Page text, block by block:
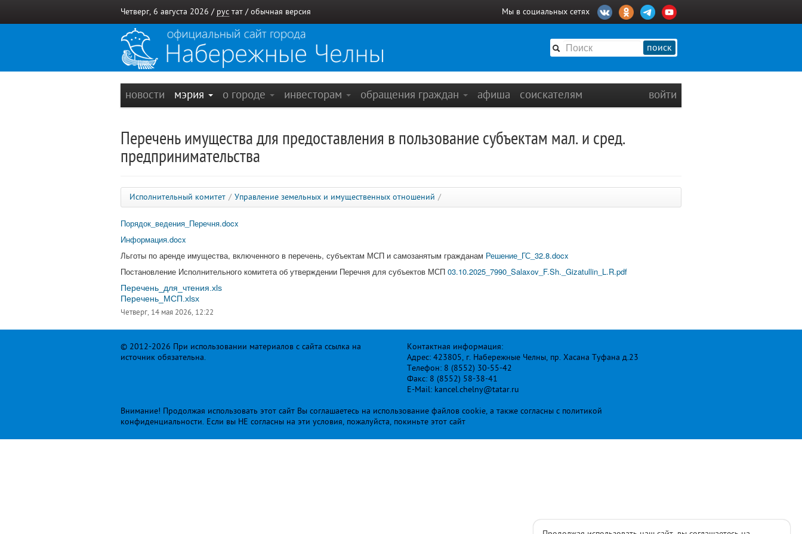
Четверг, 6 августа 2026 / рус тат / обычная версия Мы в социальных сетях
поиск
новости мэрия о городе инвесторам обращения граждан афиша соискателям войти
Перечень имущества для предоставления в пользование субъектам мал. и сред.
предпринимательства
Исполнительный комитет / Управление земельных и имущественных отношений /
Порядок_ведения_Перечня.docx
Информация.docx
Льготы по аренде имущества, включенного в перечень, субъектам МСП и самозанятым гражданам Решение_ГС_32.8.docx
Постановление Исполнительного комитета об утверждении Перечня для субъектов МСП 03.10.2025_7990_Salaxov_F.Sh._Gizatullin_L.R.pdf
Перечень_для_чтения.xls
Перечень_МСП.xlsx
Четверг, 14 мая 2026, 12:22
© 2012-2026 При использовании материалов с сайта ссылка на
источник обязательна.
Контактная информация:
Адрес: 423805, г. Набережные Челны, пр. Хасана Туфана д.23
Телефон: 8 (8552) 30-55-42
Факс: 8 (8552) 58-38-41
E-Mail: kancel.chelny@tatar.ru
Внимание! Продолжая использовать этот сайт Вы соглашаетесь на использование файлов cookie, а также согласны с политикой
конфиденциальности. Если вы НЕ согласны на эти условия, пожалуйста, покиньте этот сайт